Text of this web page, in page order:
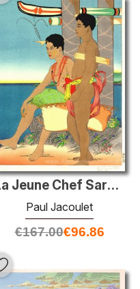
La Jeune Chef Saragan Et Son Forum Esclave, Tomil, Yap
Paul Jacoulet
€167.00€96.86